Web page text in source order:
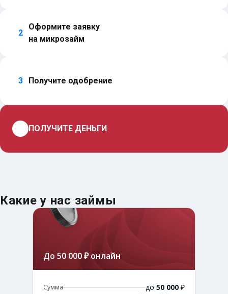
2
Оформите заявку
на микрозайм
3 Получите одобрение
ПОЛУЧИТЕ ДЕНЬГИ
Какие у нас займы
До 50 000 ₽ онлайн
Сумма до 50 000 ₽